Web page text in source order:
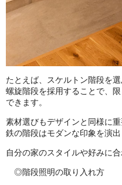
たとえば、スケルトン階段を
螺旋階段を採用することで、
できます。
素材選びもデザインと同様に
鉄の階段はモダンな印象を演出
自分の家のスタイルや好みに
◎階段照明の取り入れ方